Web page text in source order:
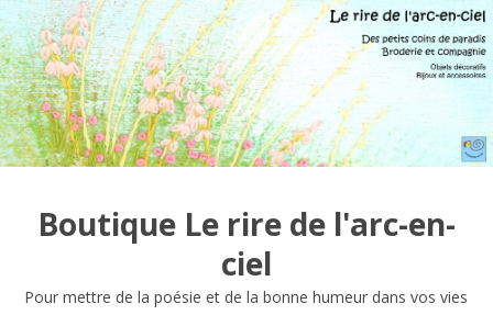
Aller
au
contenu
Boutique Le rire de l'arc-en-
ciel
Pour mettre de la poésie et de la bonne humeur dans vos vies